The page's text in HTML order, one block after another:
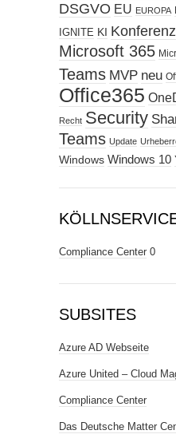
DSGVO EU EUROPA
IGNITE KI Konferenz
Microsoft 365
Teams MVP neu
Office365
Recht Security
Teams Update
Windows Windows 10
Compliance Center 0
SUBSITES
Azure AD Webseite
Azure United – Cloud
Compliance Center
Das Deutsche Matter